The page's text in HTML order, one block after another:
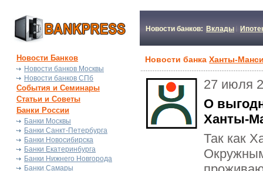
Новости банков: Вклады
Новости Банков
Новости банков Москвы
Новости банков СПб
События и Семинары
Статьи и Советы
Банки России
Банки Москвы
Банки Санкт-Петербурга
Банки Новосибирска
Банки Екатеринбурга
Банки Нижнего Новгорода
Банки Самары
Новости банкаХанты-
27 июля
О
Ханты-
Так как